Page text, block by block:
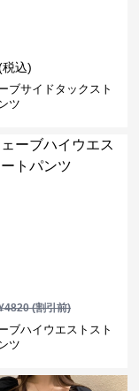
税込)
ブサイドタックスト
ツ
4820(割引前)
ブハイウエストスト
ツ